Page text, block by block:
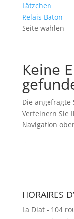
Lätzchen
Relais Baton
Seite wählen
Keine
Die angefragte
Verfeinern Sie
Navigation
HORAIRES
La Diat - 104